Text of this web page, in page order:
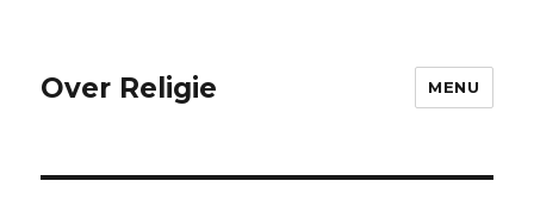
Over Religie MENU